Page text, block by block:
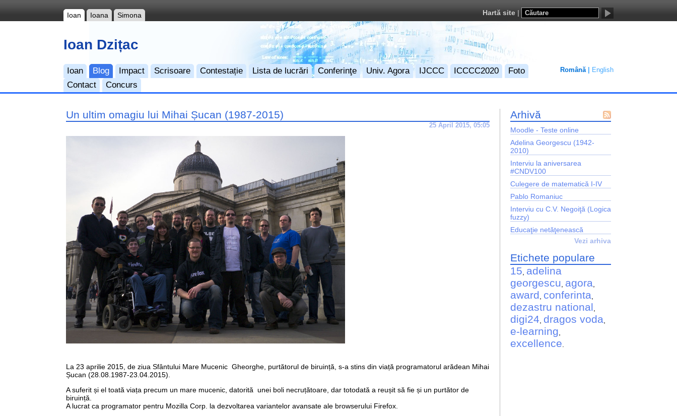
Ioan Ioana Simona Hartă site
Ioan Dzițac
Română English
Ioan Blog Impact Scrisoare Contestație Lista de lucrări Conferinţe Univ. Agora IJCCC ICCCC2020
Foto
Contact
Concurs
Arhivă
Moodle - Teste online
Adelina Georgescu (1942-
2010)
Interviu la aniversarea
#CNDV100
Culegere de matematică I-IV
Pablo Romaniuc
Interviu cu C.V. Negoiţă (Logica
fuzzy)
Educaţie netăţenească
Vezi arhiva
Etichete populare
15 adelina
georgescu agora
award conferinta
dezastru national
digi24 dragos voda
e-learning
excellence
Un ultim omagiu lui Mihai Șucan (1987-2015)
25 April 2015, 05:05
La 23 aprilie 2015, de ziua Sfântului Mare Mucenic Gheorghe, purtătorul de biruință, s-a stins din viață programatorul arădean Mihai
Șucan (28.08.1987-23.04.2015).
A suferit și el toată viața precum un mare mucenic, datorită unei boli necruțătoare, dar totodată a reușit să fie și un purtător de
biruință.
A lucrat ca programator pentru Mozilla Corp. la dezvoltarea variantelor avansate ale browserului Firefox.